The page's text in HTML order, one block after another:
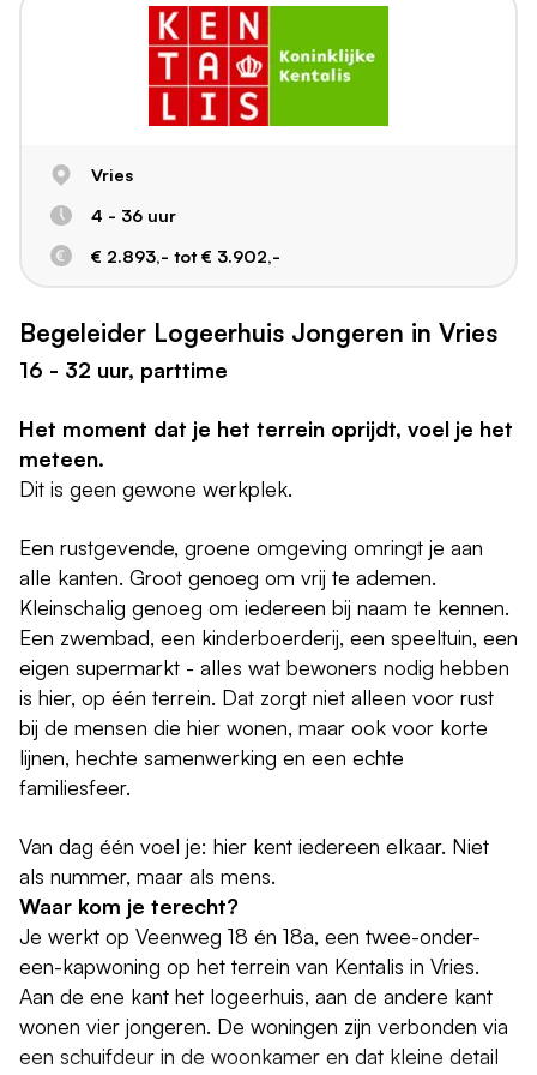
Vries
4 - 36 uur
€ 2.893,- tot € 3.902,-
Begeleider Logeerhuis Jongeren in Vries
16 - 32 uur, parttime
Het moment dat je het terrein oprijdt, voel je het
meteen.
Dit is geen gewone werkplek.
Een rustgevende, groene omgeving omringt je aan
alle kanten. Groot genoeg om vrij te ademen.
Kleinschalig genoeg om iedereen bij naam te kennen.
Een zwembad, een kinderboerderij, een speeltuin, een
eigen supermarkt - alles wat bewoners nodig hebben
is hier, op één terrein. Dat zorgt niet alleen voor rust
bij de mensen die hier wonen, maar ook voor korte
lijnen, hechte samenwerking en een echte
familiesfeer.
Van dag één voel je: hier kent iedereen elkaar. Niet
als nummer, maar als mens.
Waar kom je terecht?
Je werkt op Veenweg 18 én 18a, een twee-onder-
een-kapwoning op het terrein van Kentalis in Vries.
Aan de ene kant het logeerhuis, aan de andere kant
wonen vier jongeren. De woningen zijn verbonden via
een schuifdeur in de woonkamer en dat kleine detail